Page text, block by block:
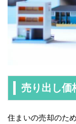
売り出し価
住まいの売却のた